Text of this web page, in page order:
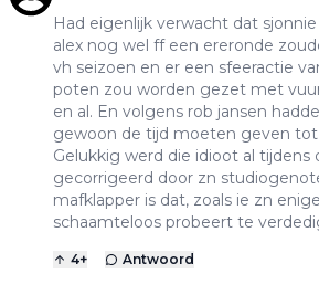
Had eigenlijk verwacht dat
alex nog wel ff een ereronde
vh seizoen en er een sfeeractie
poten zou worden gezet met
en al. En volgens rob jansen
gewoon de tijd moeten geven tot
Gelukkig werd die idioot al tijdens
gecorrigeerd door zn
mafklapper is dat, zoals ie zn
schaamteloos probeert te
4+ Antwoord